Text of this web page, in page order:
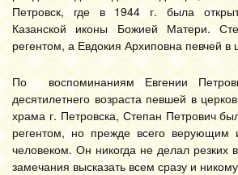
Петровск, где в 1944 г. была
Казанской иконы Божией Матери.
регентом, а Евдокия Архиповна певчей в
По воспоминаниям Евгении
десятилетнего возраста певшей в
храма г. Петровска, Степан Петрович
регентом, но прежде всего верующим
человеком. Он никогда не делал резких
замечания высказать всем сразу и